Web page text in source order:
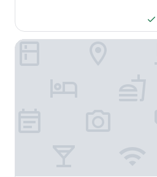
Best Western Ville-Marie